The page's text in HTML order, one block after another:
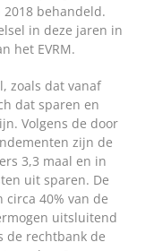
2018 behandeld.
in deze jaren in
het EVRM.
zoals dat vanaf
dat sparen en
Volgens de door
zijn de
3,3 maal en in
uit sparen. De
circa 40% van de
uitsluitend
de rechtbank de